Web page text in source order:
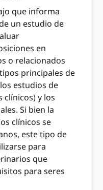
que informa
un estudio de
en
o relacionados
principales de
estudios de
clínicos) y los
Si bien la
clínicos se
este tipo de
para
que
para seres